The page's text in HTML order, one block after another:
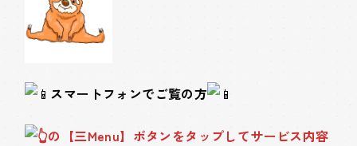
スマートフォンでご覧の方
の【三Menu】ボタンをタップしてサービス内容